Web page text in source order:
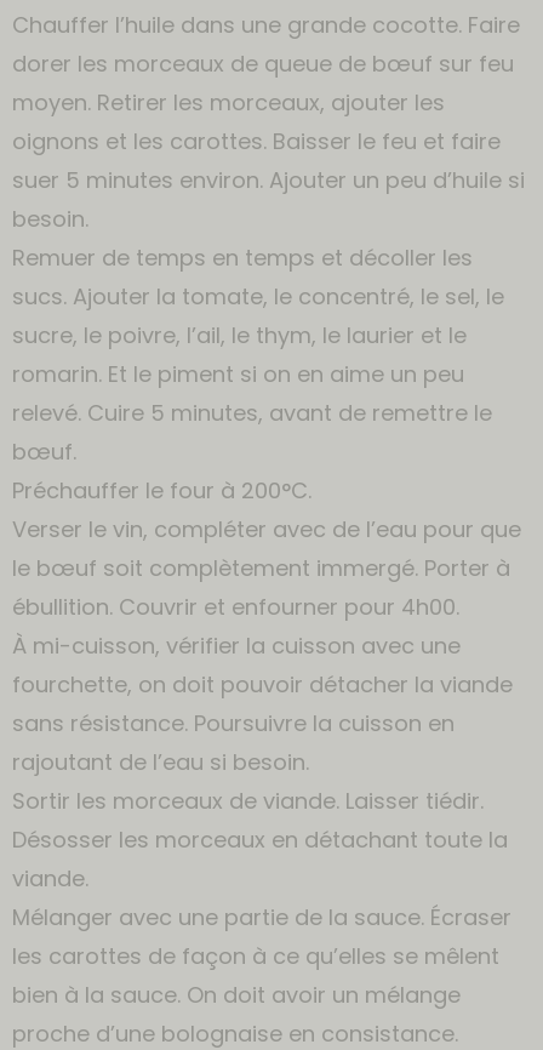
Chauffer l’huile dans une grande cocotte. Faire
dorer les morceaux de queue de bœuf sur feu
moyen. Retirer les morceaux, ajouter les
oignons et les carottes. Baisser le feu et faire
suer 5 minutes environ. Ajouter un peu d’huile si
besoin.
Remuer de temps en temps et décoller les
sucs. Ajouter la tomate, le concentré, le sel, le
sucre, le poivre, l’ail, le thym, le laurier et le
romarin. Et le piment si on en aime un peu
relevé. Cuire 5 minutes, avant de remettre le
bœuf.
Préchauffer le four à 200°C.
Verser le vin, compléter avec de l’eau pour que
le bœuf soit complètement immergé. Porter à
ébullition. Couvrir et enfourner pour 4h00.
À mi-cuisson, vérifier la cuisson avec une
fourchette, on doit pouvoir détacher la viande
sans résistance. Poursuivre la cuisson en
rajoutant de l’eau si besoin.
Sortir les morceaux de viande. Laisser tiédir.
Désosser les morceaux en détachant toute la
viande.
Mélanger avec une partie de la sauce. Écraser
les carottes de façon à ce qu’elles se mêlent
bien à la sauce. On doit avoir un mélange
proche d’une bolognaise en consistance.